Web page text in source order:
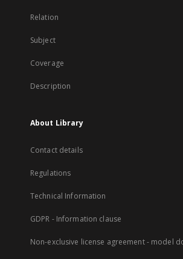
Relation
Subject
Coverage
Description
About Library
Contact details
Regulations
Technical Information
GDPR - Information clause
Non-exclusive license agreement - model